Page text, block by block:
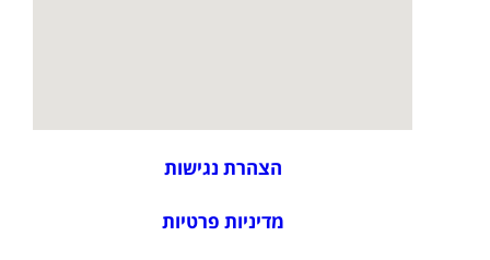
הצהרת נגישות
מדיניות פרטיות